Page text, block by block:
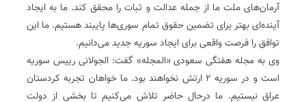
آرمان‌های ملت ما از جمله عدالت و ثبات را محقق کند. ما به ایجاد
آینده‌ای بهتر برای تضمین حقوق تمام سوری‌ها پایبند هستیم. ما این
توافق را فرصت واقعی برای ایجاد سوریه جدید می‌دانیم.
وی به مجله هفتگی سعودی «المجله» گفت: الجولانی رییس سوریه
است و در سوریه 2 ارتش نخواهند بود. ما خواهان تجربه کردستان
عراق نیستیم. ما درحال حاضر تلاش می‌کنیم تا بخشی از دولت